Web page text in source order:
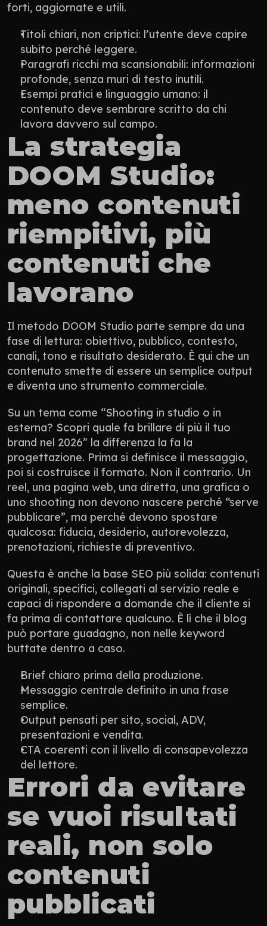
forti, aggiornate e utili.
Titoli chiari, non criptici: l’utente deve capire
subito perché leggere.
Paragrafi ricchi ma scansionabili: informazioni
profonde, senza muri di testo inutili.
Esempi pratici e linguaggio umano: il
contenuto deve sembrare scritto da chi
lavora davvero sul campo.
La strategia
DOOM Studio:
meno contenuti
riempitivi, più
contenuti che
lavorano
Il metodo DOOM Studio parte sempre da una
fase di lettura: obiettivo, pubblico, contesto,
canali, tono e risultato desiderato. È qui che un
contenuto smette di essere un semplice output
e diventa uno strumento commerciale.
Su un tema come “Shooting in studio o in
esterna? Scopri quale fa brillare di più il tuo
brand nel 2026” la differenza la fa la
progettazione. Prima si definisce il messaggio,
poi si costruisce il formato. Non il contrario. Un
reel, una pagina web, una diretta, una grafica o
uno shooting non devono nascere perché “serve
pubblicare”, ma perché devono spostare
qualcosa: fiducia, desiderio, autorevolezza,
prenotazioni, richieste di preventivo.
Questa è anche la base SEO più solida: contenuti
originali, specifici, collegati al servizio reale e
capaci di rispondere a domande che il cliente si
fa prima di contattare qualcuno. È lì che il blog
può portare guadagno, non nelle keyword
buttate dentro a caso.
Brief chiaro prima della produzione.
Messaggio centrale definito in una frase
semplice.
Output pensati per sito, social, ADV,
presentazioni e vendita.
CTA coerenti con il livello di consapevolezza
del lettore.
Errori da evitare
se vuoi risultati
reali, non solo
contenuti
pubblicati